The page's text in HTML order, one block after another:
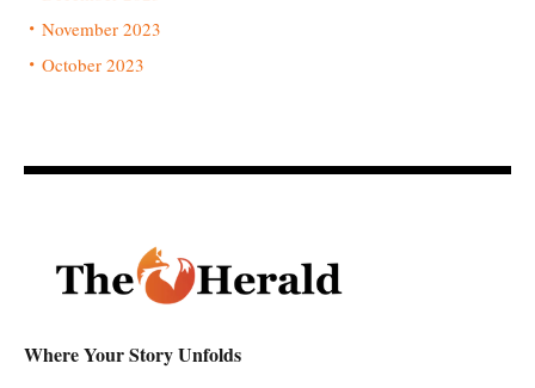
November 2023
October 2023
Where Your Story Unfolds